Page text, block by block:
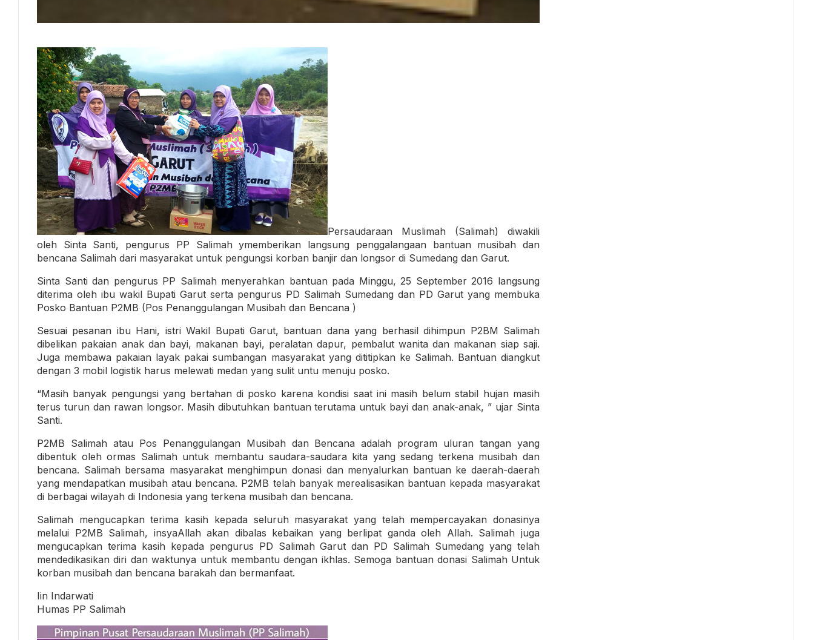
Persaudaraan Muslimah (Salimah) diwakili
oleh Sinta Santi, pengurus PP Salimah ymemberikan langsung penggalangaan bantuan musibah dan
bencana Salimah dari masyarakat untuk pengungsi korban banjir dan longsor di Sumedang dan Garut.
Sinta Santi dan pengurus PP Salimah menyerahkan bantuan pada Minggu, 25 September 2016 langsung
diterima oleh ibu wakil Bupati Garut serta pengurus PD Salimah Sumedang dan PD Garut yang membuka
Posko Bantuan P2MB (Pos Penanggulangan Musibah dan Bencana )
Sesuai pesanan ibu Hani, istri Wakil Bupati Garut, bantuan dana yang berhasil dihimpun P2BM Salimah
dibelikan pakaian anak dan bayi, makanan bayi, peralatan dapur, pembalut wanita dan makanan siap saji.
Juga membawa pakaian layak pakai sumbangan masyarakat yang dititipkan ke Salimah. Bantuan diangkut
dengan 3 mobil logistik harus melewati medan yang sulit untu menuju posko.
“Masih banyak pengungsi yang bertahan di posko karena kondisi saat ini masih belum stabil hujan masih
terus turun dan rawan longsor. Masih dibutuhkan bantuan terutama untuk bayi dan anak-anak, ” ujar Sinta
Santi.
P2MB Salimah atau Pos Penanggulangan Musibah dan Bencana adalah program uluran tangan yang
dibentuk oleh ormas Salimah untuk membantu saudara-saudara kita yang sedang terkena musibah dan
bencana. Salimah bersama masyarakat menghimpun donasi dan menyalurkan bantuan ke daerah-daerah
yang mendapatkan musibah atau bencana. P2MB telah banyak merealisasikan bantuan kepada masyarakat
di berbagai wilayah di Indonesia yang terkena musibah dan bencana.
Salimah mengucapkan terima kasih kepada seluruh masyarakat yang telah mempercayakan donasinya
melalui P2MB Salimah, insyaAllah akan dibalas kebaikan yang berlipat ganda oleh Allah. Salimah juga
mengucapkan terima kasih kepada pengurus PD Salimah Garut dan PD Salimah Sumedang yang telah
mendedikasikan diri dan waktunya untuk membantu dengan ikhlas. Semoga bantuan donasi Salimah Untuk
korban musibah dan bencana barakah dan bermanfaat.
Iin Indarwati
Humas PP Salimah